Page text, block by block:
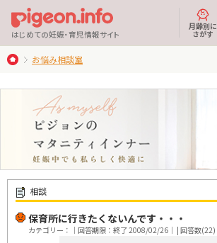
はじめての妊娠・育児情報サイト
月齢別に
さがす
お悩み相談室
相談
保育所に行きたくないんです・・・
カテゴリー：｜回答期限：終了 2008/02/26｜ | 回答数(22)